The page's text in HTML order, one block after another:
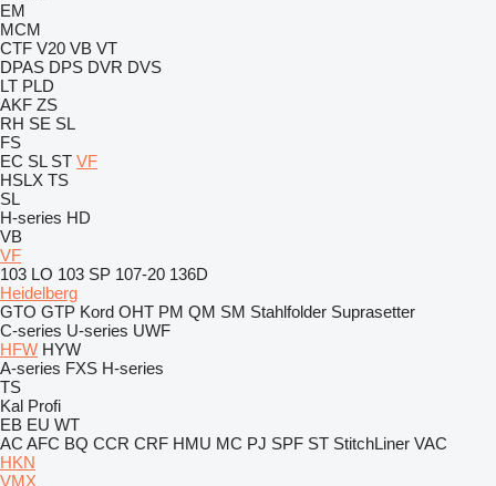
EM
MCM
CTF V20 VB VT
DPAS DPS DVR DVS
LT PLD
AKF ZS
RH SE SL
FS
EC SL ST VF
HSLX TS
SL
H-series HD
VB
VF
103 LO 103 SP 107-20 136D
Heidelberg
GTO GTP Kord OHT PM QM SM Stahlfolder Suprasetter
C-series U-series UWF
HFW HYW
A-series FXS H-series
TS
Kal Profi
EB EU WT
AC AFC BQ CCR CRF HMU MC PJ SPF ST StitchLiner VAC
HKN
VMX